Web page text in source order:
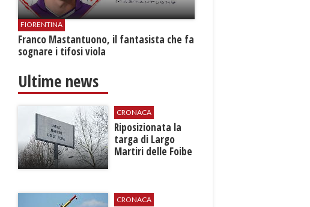
FIORENTINA
Franco Mastantuono, il fantasista che fa
sognare i tifosi viola
Ultime news
CRONACA
Riposizionata la
targa di Largo
Martiri delle Foibe
CRONACA